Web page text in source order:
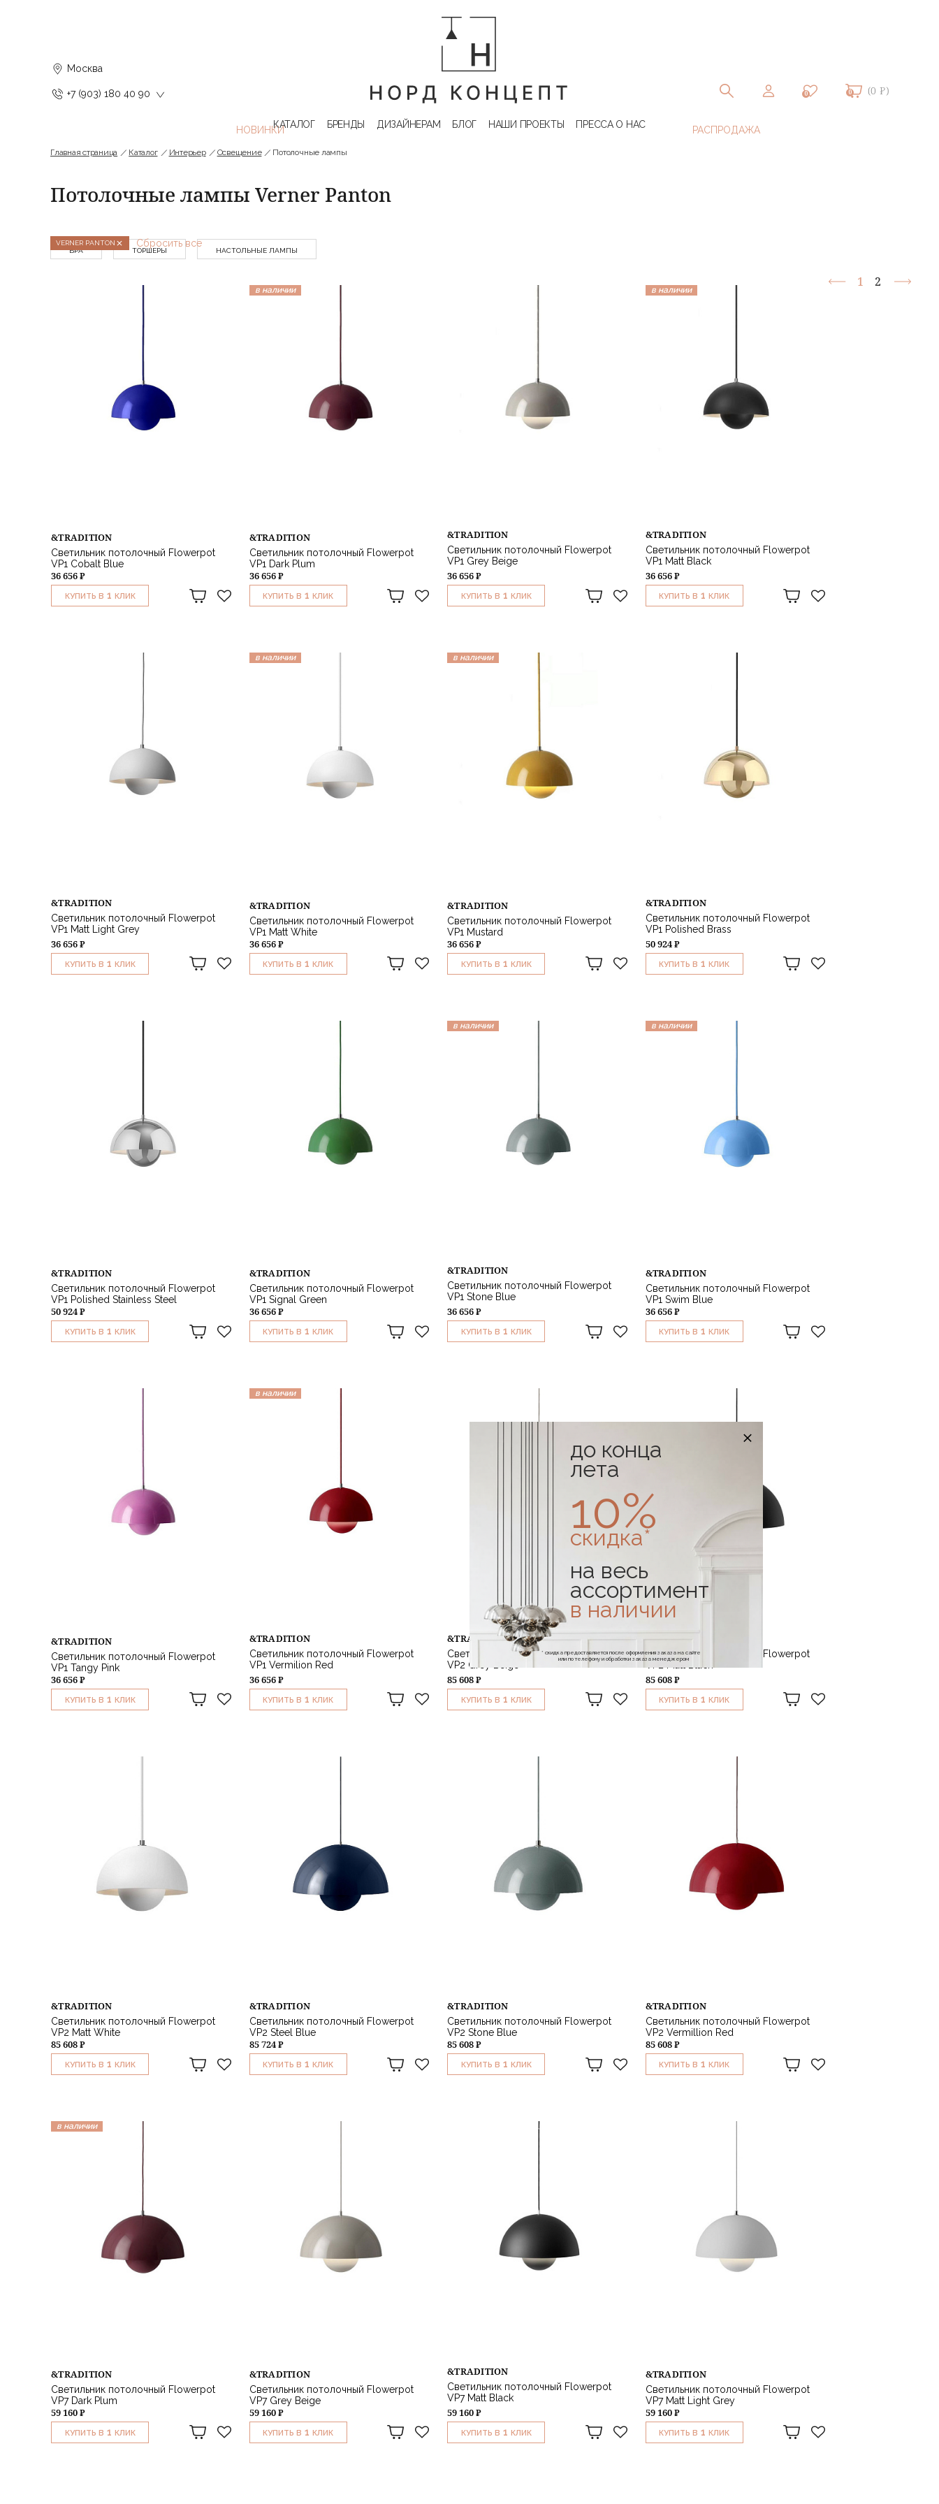
Москва
+7 (903) 180 40 90 0 0 (0 ₽)
КАТАЛОГ БРЕНДЫ ДИЗАЙНЕРАМ БЛОГ НАШИ ПРОЕКТЫ ПРЕССА О НАС
Главная страница Каталог Интерьер Освещение Потолочные лампы
Потолочные лампы Verner Panton
VERNER PANTON Сбросить все
БРА ТОРШЕРЫ НАСТОЛЬНЫЕ ЛАМПЫ
&TRADITION
Светильник потолочный Flowerpot
VP1 Cobalt Blue
36 656 ₽
КУПИТЬ В 1 КЛИК
в наличии
&TRADITION
Светильник потолочный Flowerpot
VP1 Dark Plum
36 656 ₽
КУПИТЬ В 1 КЛИК
&TRADITION
Светильник потолочный Flowerpot
VP1 Grey Beige
36 656 ₽
КУПИТЬ В 1 КЛИК
в наличии
&TRADITION
Светильник потолочный Flowerpot
VP1 Matt Black
36 656 ₽
КУПИТЬ В 1 КЛИК
&TRADITION
Светильник потолочный Flowerpot
VP1 Matt Light Grey
36 656 ₽
КУПИТЬ В 1 КЛИК
в наличии
&TRADITION
Светильник потолочный Flowerpot
VP1 Matt White
36 656 ₽
КУПИТЬ В 1 КЛИК
в наличии
&TRADITION
Светильник потолочный Flowerpot
VP1 Mustard
36 656 ₽
КУПИТЬ В 1 КЛИК
&TRADITION
Светильник потолочный Flowerpot
VP1 Polished Brass
50 924 ₽
КУПИТЬ В 1 КЛИК
&TRADITION
Светильник потолочный Flowerpot
VP1 Polished Stainless Steel
50 924 ₽
КУПИТЬ В 1 КЛИК
&TRADITION
Светильник потолочный Flowerpot
VP1 Signal Green
36 656 ₽
КУПИТЬ В 1 КЛИК
в наличии
&TRADITION
Светильник потолочный Flowerpot
VP1 Stone Blue
36 656 ₽
КУПИТЬ В 1 КЛИК
в наличии
&TRADITION
Светильник потолочный Flowerpot
VP1 Swim Blue
36 656 ₽
КУПИТЬ В 1 КЛИК
&TRADITION
Светильник потолочный Flowerpot
VP1 Tangy Pink
36 656 ₽
КУПИТЬ В 1 КЛИК
в наличии
&TRADITION
Светильник потолочный Flowerpot
VP1 Vermilion Red
36 656 ₽
КУПИТЬ В 1 КЛИК
&TRADITION
Светильник потолочный Flowerpot
VP2 Grey Beige
85 608 ₽
КУПИТЬ В 1 КЛИК
&TRADITION
Светильник потолочный Flowerpot
VP2 Matt Black
85 608 ₽
КУПИТЬ В 1 КЛИК
&TRADITION
Светильник потолочный Flowerpot
VP2 Matt White
85 608 ₽
КУПИТЬ В 1 КЛИК
&TRADITION
Светильник потолочный Flowerpot
VP2 Steel Blue
85 724 ₽
КУПИТЬ В 1 КЛИК
&TRADITION
Светильник потолочный Flowerpot
VP2 Stone Blue
85 608 ₽
КУПИТЬ В 1 КЛИК
&TRADITION
Светильник потолочный Flowerpot
VP2 Vermillion Red
85 608 ₽
КУПИТЬ В 1 КЛИК
в наличии
&TRADITION
Светильник потолочный Flowerpot
VP7 Dark Plum
59 160 ₽
КУПИТЬ В 1 КЛИК
&TRADITION
Светильник потолочный Flowerpot
VP7 Grey Beige
59 160 ₽
КУПИТЬ В 1 КЛИК
&TRADITION
Светильник потолочный Flowerpot
VP7 Matt Black
59 160 ₽
КУПИТЬ В 1 КЛИК
&TRADITION
Светильник потолочный Flowerpot
VP7 Matt Light Grey
59 160 ₽
КУПИТЬ В 1 КЛИК
1 2
до конца
лета
10%
скидка*
на весь
ассортимент
в наличии
* скидка предоставляется после оформления заказа на сайте
или по телефону и обработки заказа менеджером